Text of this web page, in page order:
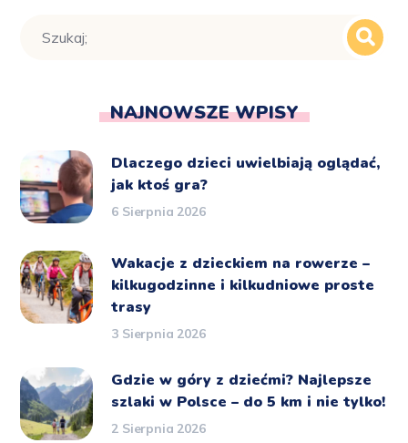
NAJNOWSZE WPISY
Dlaczego dzieci uwielbiają oglądać,
jak ktoś gra?
6 Sierpnia 2026
Wakacje z dzieckiem na rowerze –
kilkugodzinne i kilkudniowe proste
trasy
3 Sierpnia 2026
Gdzie w góry z dziećmi? Najlepsze
szlaki w Polsce – do 5 km i nie tylko!
2 Sierpnia 2026